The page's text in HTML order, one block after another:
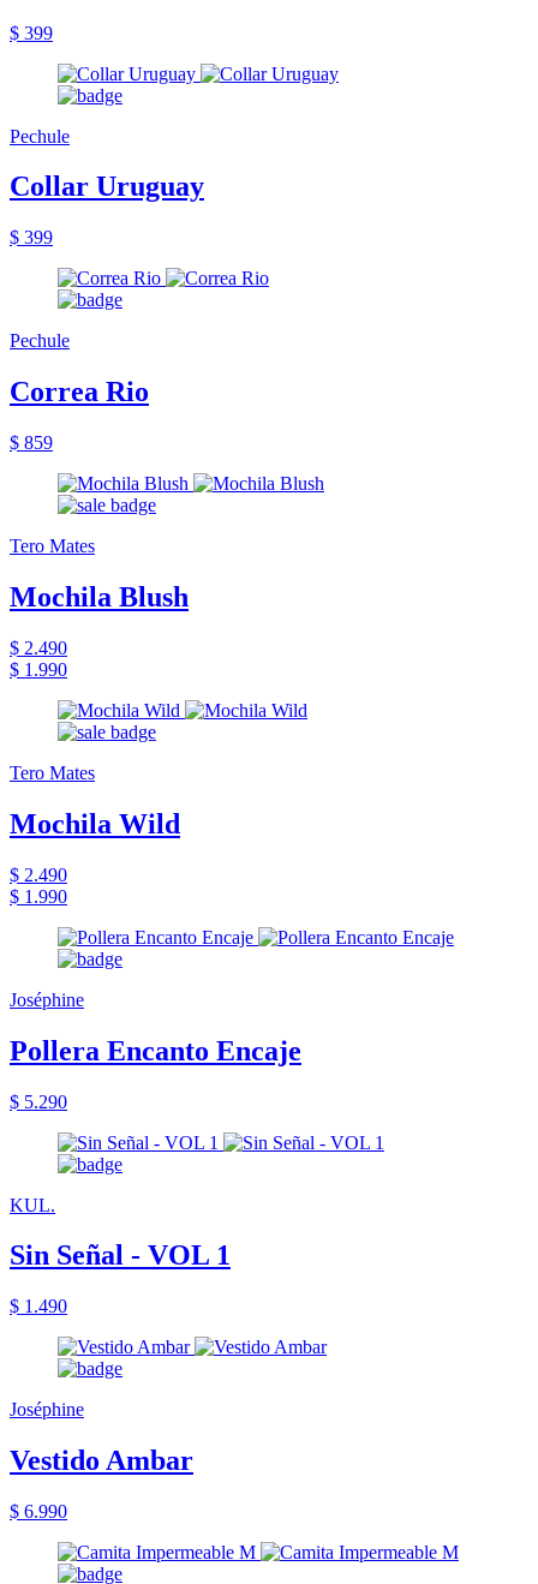
$ 399
Pechule
Collar Uruguay
$ 399
Pechule
Correa Rio
$ 859
Tero Mates
Mochila Blush
$ 2.490
$ 1.990
Tero Mates
Mochila Wild
$ 2.490
$ 1.990
Joséphine
Pollera Encanto Encaje
$ 5.290
KUL.
Sin Señal - VOL 1
$ 1.490
Joséphine
Vestido Ambar
$ 6.990